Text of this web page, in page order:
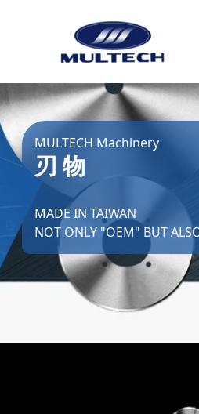
MULTECH Machinery
刃 物
MADE IN TAIWAN
NOT ONLY "OEM" BUT